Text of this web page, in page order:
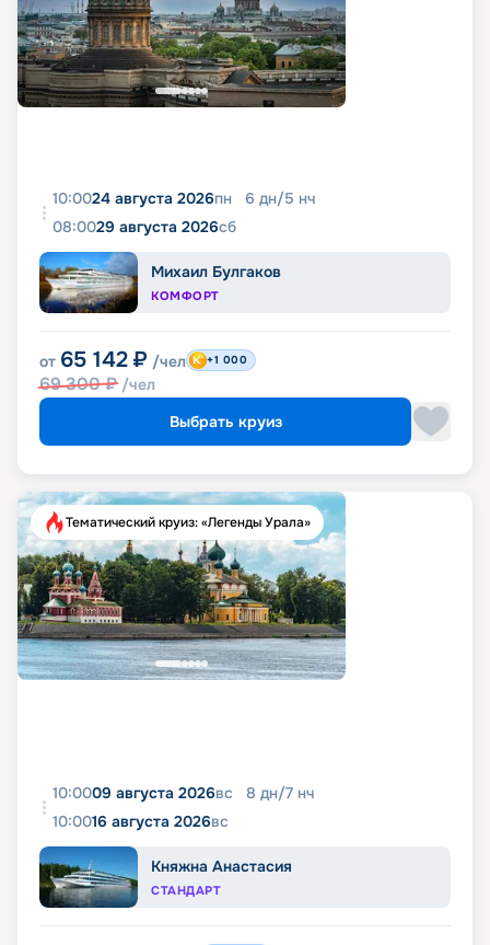
10:0024 августа 2026пн 6 дн/5 нч
08:0029 августа 2026сб
Михаил Булгаков
КОМФОРТ
от 65 142 ₽ /чел
69 300₽ /чел
+1 000
Выбрать круиз
Тематический круиз: «Легенды Урала»
10:0009 августа 2026вс 8 дн/7 нч
10:0016 августа 2026вс
Княжна Анастасия
СТАНДАРТ